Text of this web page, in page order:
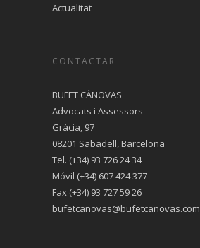
Actualitat
CONTACTAR
BUFET CÁNOVAS
Advocats i Assessors
Gràcia, 97
08201 Sabadell, Barcelona
Tel. (+34) 93 726 24 34
Móvil (+34) 607 424 377
Fax (+34) 93 727 59 26
bufetcanovas@bufetcanovas.com